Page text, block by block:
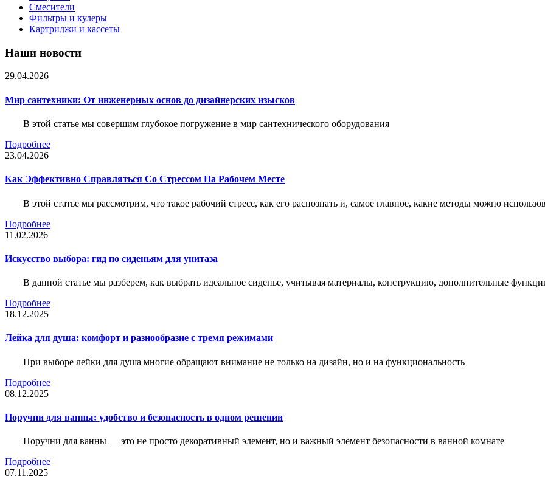
Смесители
Фильтры и кулеры
Картриджи и кассеты
Наши новости
29.04.2026
Мир сантехники: От инженерных основ до дизайнерских изысков
В этой статье мы совершим глубокое погружение в мир сантехнического оборудования
Подробнее
23.04.2026
Как Эффективно Справляться Со Стрессом На Рабочем Месте
В этой статье мы рассмотрим, что такое рабочий стресс, как его распознать и, самое главное, какие методы можно
Подробнее
11.02.2026
Искусство выбора: гид по сиденьям для унитаза
В данной статье мы разберем, как выбрать идеальное сиденье, учитывая материалы, конструкцию, дополнительные
Подробнее
18.12.2025
Лейка для душа: комфорт и разнообразие с тремя режимами
При выборе лейки для душа многие обращают внимание не только на дизайн, но и на функциональность
Подробнее
08.12.2025
Поручни для ванны: удобство и безопасность в одном решении
Поручни для ванны — это не просто декоративный элемент, но и важный элемент безопасности в ванной комнате
Подробнее
07.11.2025